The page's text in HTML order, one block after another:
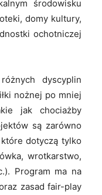
środowisku
domy kultury,
ochotniczej
dyscyplin
nożnej po mniej
jak chociażby
są zarówno
dotyczą tylko
wrotkarstwo,
Program ma na
zasad fair-play